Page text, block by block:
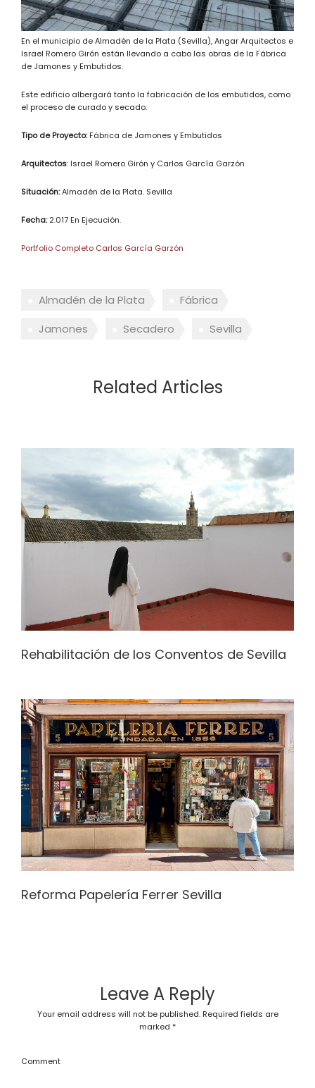
En el municipio de Almadén de la Plata (Sevilla), Angar Arquitectos e
Israel Romero Girón están llevando a cabo las obras de la Fábrica
de Jamones y Embutidos.
Este edificio albergará tanto la fabricación de los embutidos, como
el proceso de curado y secado.
Tipo de Proyecto:Fábrica de Jamones y Embutidos
Arquitectos: Israel Romero Girón y Carlos García Garzón
Situación:Almadén de la Plata. Sevilla
Fecha:2.017 En Ejecución.
Portfolio Completo Carlos García Garzón
Almadén de la Plata
Fábrica
Jamones
Secadero Sevilla
Related Articles
Rehabilitación de los Conventos de Sevilla
Reforma Papelería Ferrer Sevilla
Leave A Reply
Your email address will not be published. Required fields are
marked *
Comment